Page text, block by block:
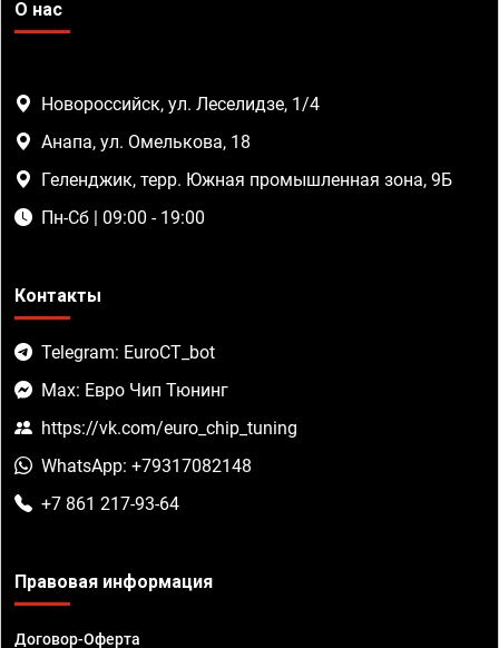
О нас
Новороссийск, ул. Леселидзе, 1/4
Анапа, ул. Омелькова, 18
Геленджик, терр. Южная промышленная зона, 9Б
Пн-Сб | 09:00 - 19:00
Контакты
Telegram: EuroCT_bot
Max: Евро Чип Тюнинг
https://vk.com/euro_chip_tuning
WhatsApp: +79317082148
+7 861 217-93-64
Правовая информация
Договор-Оферта